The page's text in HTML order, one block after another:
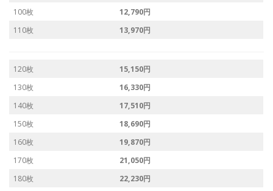
100枚
12,790円
110枚
13,970円
120枚
15,150円
130枚
16,330円
140枚
17,510円
150枚
18,690円
160枚
19,870円
170枚
21,050円
180枚
22,230円